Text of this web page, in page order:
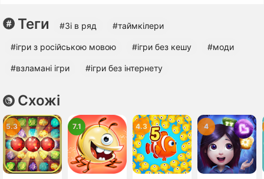
Теги #3і в ряд #таймкілери
#ігри з російською мовою #ігри без кешу #моди
#взламані ігри #ігри без інтернету
Схожі
5.3 7.1 4.3 4